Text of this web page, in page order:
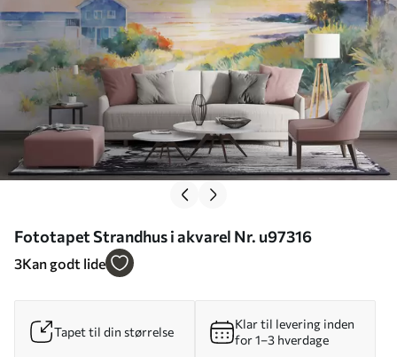
Fototapet Strandhus i akvarel Nr. u97316
3Kan godt lide
Tapet til din størrelse
Klar til levering inden
for 1–3 hverdage